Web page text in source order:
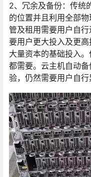
2、冗余及备份：传统
的位置并且利用全部
管及租用需要用户自
要用户更大投入及更
大量资本的基础投入
都需要。云主机自动
验，仍然需要用户自行